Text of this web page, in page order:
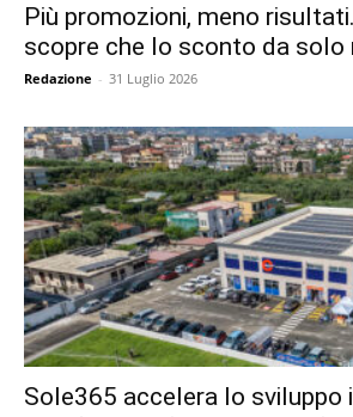
Più promozioni, meno
scopre che lo sconto da solo
Redazione - 31 Luglio 2026
Sole365 accelera lo sviluppo